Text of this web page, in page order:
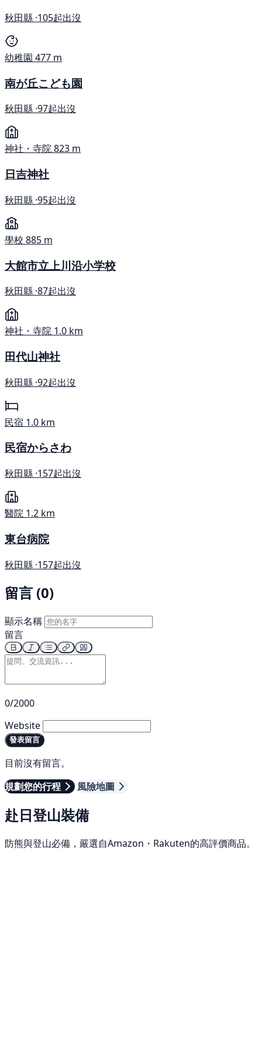
秋田縣 ·105起出沒
幼稚園 477 m
南が丘こども園
秋田縣 ·97起出沒
神社・寺院823 m
日吉神社
秋田縣 ·95起出沒
學校 885 m
大館市立上川沿小学校
秋田縣 ·87起出沒
神社・寺院 1.0 km
田代山神社
秋田縣 ·92起出沒
民宿 1.0 km
民宿からさわ
秋田縣 ·157起出沒
醫院 1.2 km
東台病院
秋田縣 ·157起出沒
留言 (0)
顯示名稱
留言
0/2000
Website
發表留言
目前沒有留言。
規劃您的行程
風險地圖
赴日登山裝備
防熊與登山必備，嚴選自Amazon・Rakuten的高評價商品。